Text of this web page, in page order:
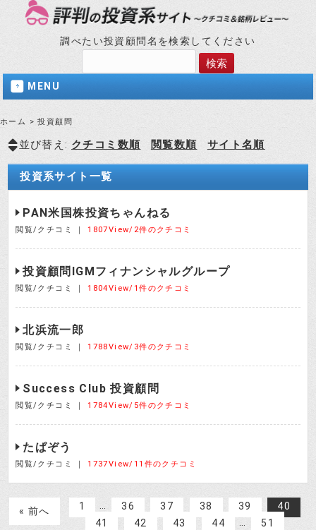
調べたい投資顧問名を検索してください
MENU
ホーム >投資顧問
並び替え: クチコミ数順 閲覧数順 サイト名順
投資系サイト一覧
PAN米国株投資ちゃんねる
閲覧/クチコミ ｜1807View/2件のクチコミ
投資顧問IGMフィナンシャルグループ
閲覧/クチコミ ｜1804View/1件のクチコミ
北浜流一郎
閲覧/クチコミ ｜1788View/3件のクチコミ
Success Club 投資顧問
閲覧/クチコミ ｜1784View/5件のクチコミ
たぱぞう
閲覧/クチコミ ｜1737View/11件のクチコミ
« 前へ 1 … 36 37 38 39
40
41
42 43 44 …
51